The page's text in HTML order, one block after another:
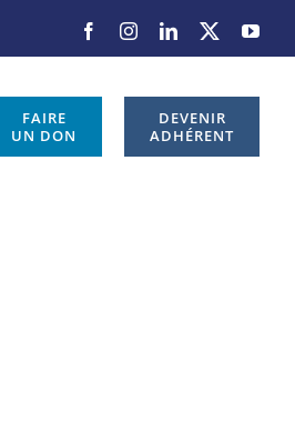
FacebookInstagramLinkedIn
X
FAIRE
UN DON
DEVENIR
ADHÉRENT